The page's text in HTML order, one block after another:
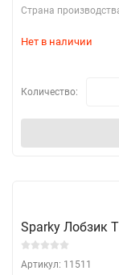
Страна
Нет в наличии
Количество:
Sparky Лобзик
Артикул: 11511